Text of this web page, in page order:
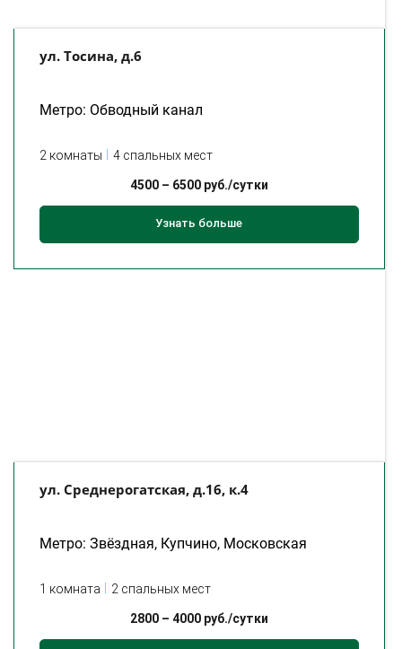
ул. Тосина, д.6
Метро: Обводный канал
2 комнаты 4 спальных мест
4500– 6500руб./сутки
Узнать больше
ул. Среднерогатская, д.16, к.4
Метро: Звёздная, Купчино, Московская
1 комната 2 спальных мест
2800– 4000руб./сутки